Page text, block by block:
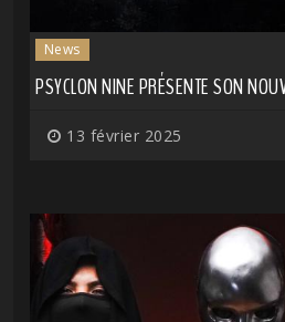
News
PSYCLON NINE PRÉSENTE SON
13 février 2025